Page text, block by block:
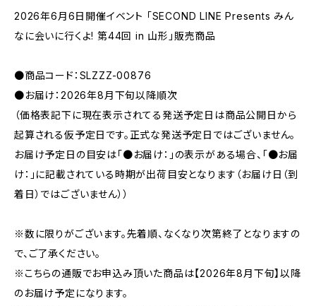
2026年6月6日開催イベント 「SECOND LINE Presents みん
なに会いに行くよ! 第44回 in 山形」販売商品
●商品コード：SLZZZ-00876
●お届け：2026年8月下旬以降順次
（価格表記下に現在表示されてる発送予定日は商品公開日から
起算される仮予定日です。正式な発送予定日ではございません。
お届け予定日の目安は「●お届け：」の表示がある場合、「●お届
け：」に記載されている時期が出荷目安となります（お届け日（到
着日）ではございません））
※数に限りがございます。先着順、なくなり次第終了となりますの
で、ご了承ください。
※こちらの通販でお申込み頂いた商品は【2026年8月下旬】以降
のお届け予定になります。